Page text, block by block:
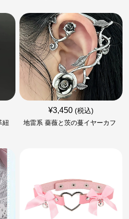
紐
¥3,450 (税込)
地雷系 薔薇と茨の蔓イヤーカフ